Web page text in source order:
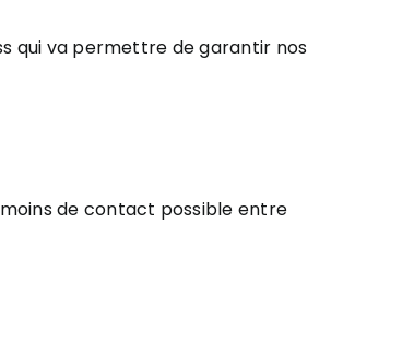
qui va permettre de garantir nos
moins de contact possible entre